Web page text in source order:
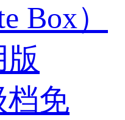
Box）
档免